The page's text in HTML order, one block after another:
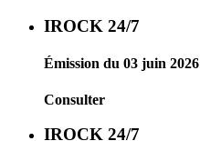
IROCK 24/7
Émission du 03 juin 2026
Consulter
IROCK 24/7